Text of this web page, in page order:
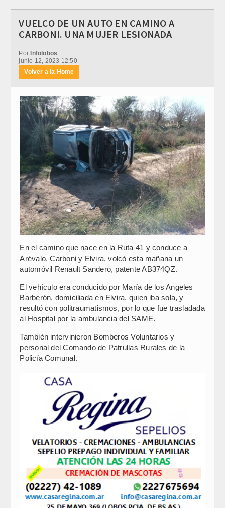
VUELCO DE UN AUTO EN CAMINO A
CARBONI. UNA MUJER LESIONADA
PorInfolobos
junio 12, 2023 12:50
Volver a la Home
En el camino que nace en la Ruta 41 y conduce a
Arévalo, Carboni y Elvira, volcó esta mañana un
automóvil Renault Sandero, patente AB374QZ.
El vehículo era conducido por María de los Angeles
Barberón, domiciliada en Elvira, quien iba sola, y
resultó con politraumatismos, por lo que fue trasladada
al Hospital por la ambulancia del SAME.
También intervinieron Bomberos Voluntarios y
personal del Comando de Patrullas Rurales de la
Policía Comunal.